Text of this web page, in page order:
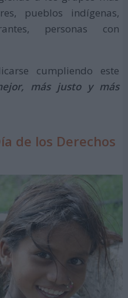
pueblos indígenas,
personas con
cumpliendo este
más justo y más
de los Derechos